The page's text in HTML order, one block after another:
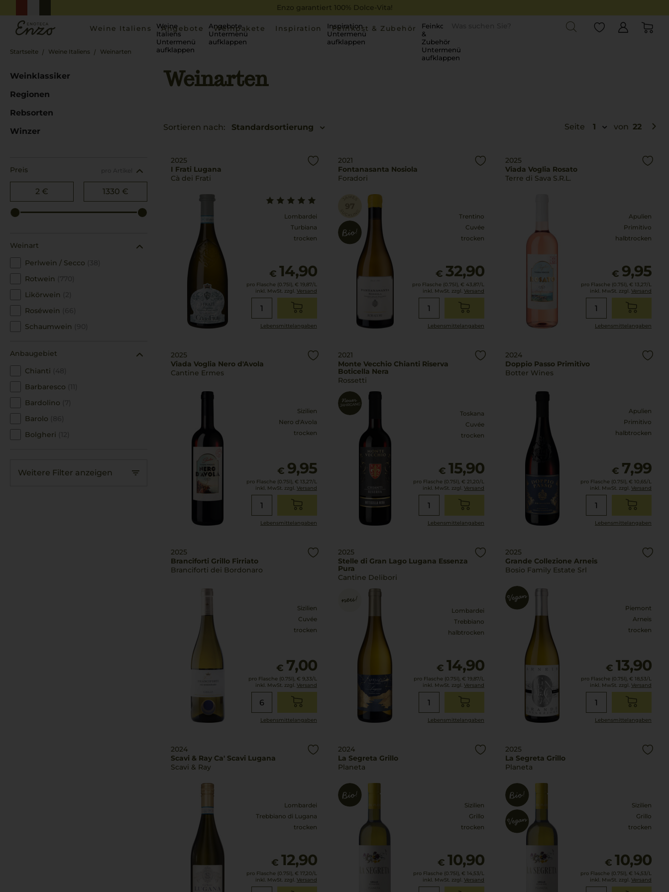
Enzo garantiert 100% Dolce-Vita!
Weine Italiens
Weine
Italiens
Untermenü
aufklappen
Angebote
Angebote
Untermenü
aufklappen
Weinpakete Inspiration
Inspiration
Untermenü
aufklappen
Feinkost & Zubehör
Feinkost
&
Zubehör
Untermenü
aufklappen
Startseite Weine Italiens Weinarten
Weinklassiker
Regionen
Rebsorten
Winzer
Preis
2 € 1330 €
Weinart
Perlwein / Secco
Rotwein
Likörwein
Roséwein
Schaumwein
Weißwein
Anbaugebiet
Chianti
Barbaresco
Bardolino
Barolo
Bolgheri
Weitere Filter anzeigen
Weinarten
Sortieren nach: Standardsortierung Seite 1 von 22
2025
I Frati Lugana
Cà dei Frati
Lombardei
Turbiana
trocken
€ 14,90
pro Flasche (0.75l), € 19,87/L
inkl. MwSt. zzgl. Versand
Lebensmittel­angaben
2021
Fontanasanta Nosiola
Foradori
Trentino
Cuvée
trocken
€ 32,90
pro Flasche (0.75l), € 43,87/L
inkl. MwSt. zzgl. Versand
Lebensmittel­angaben
2025
Viada Voglia Rosato
Terre di Sava S.R.L.
Apulien
Primitivo
halbtrocken
€ 9,95
pro Flasche (0.75l), € 13,27/L
inkl. MwSt. zzgl. Versand
Lebensmittel­angaben
2025
Viada Voglia Nero d'Avola
Cantine Ermes
Sizilien
Nero d'Avola
trocken
€ 9,95
pro Flasche (0.75l), € 13,27/L
inkl. MwSt. zzgl. Versand
Lebensmittel­angaben
2021
Monte Vecchio Chianti Riserva
Boticella Nera
Rossetti
Toskana
Cuvée
trocken
€ 15,90
pro Flasche (0.75l), € 21,20/L
inkl. MwSt. zzgl. Versand
Lebensmittel­angaben
2024
Doppio Passo Primitivo
Botter Wines
Apulien
Primitivo
halbtrocken
€ 7,99
pro Flasche (0.75l), € 10,65/L
inkl. MwSt. zzgl. Versand
Lebensmittel­angaben
2025
Branciforti Grillo Firriato
Branciforti dei Bordonaro
Sizilien
Cuvée
trocken
€ 7,00
pro Flasche (0.75l), € 9,33/L
inkl. MwSt. zzgl. Versand
Lebensmittel­angaben
2025
Stelle di Gran Lago Lugana Essenza
Pura
Cantine Delibori
Lombardei
Trebbiano
halbtrocken
€ 14,90
pro Flasche (0.75l), € 19,87/L
inkl. MwSt. zzgl. Versand
Lebensmittel­angaben
2025
Grande Collezione Arneis
Bosio Family Estate Srl
Piemont
Arneis
trocken
€ 13,90
pro Flasche (0.75l), € 18,53/L
inkl. MwSt. zzgl. Versand
Lebensmittel­angaben
2024
Scavi & Ray Ca' Scavi Lugana
Scavi & Ray
Lombardei
Trebbiano di Lugana
trocken
€ 12,90
pro Flasche (0.75l), € 17,20/L
inkl. MwSt. zzgl. Versand
2024
La Segreta Grillo
Planeta
Sizilien
Grillo
trocken
€ 10,90
pro Flasche (0.75l), € 14,53/L
inkl. MwSt. zzgl. Versand
2025
La Segreta Grillo
Planeta
Sizilien
Grillo
trocken
€ 10,90
pro Flasche (0.75l), € 14,53/L
inkl. MwSt. zzgl. Versand